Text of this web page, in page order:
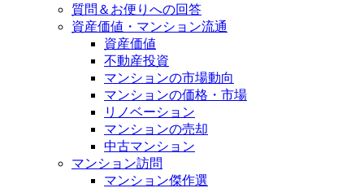
質問＆お便りへの回答
資産価値・マンション流通
資産価値
不動産投資
マンションの市場動向
マンションの価格・市場
リノベーション
マンションの売却
中古マンション
マンション訪問
マンション傑作選